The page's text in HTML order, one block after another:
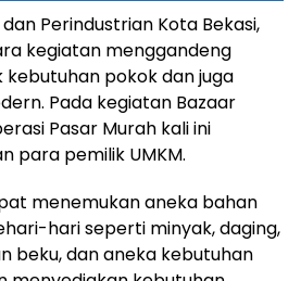
Perindustrian Kota Bekasi,
kegiatan menggandeng
pokok dan juga
Pada kegiatan Bazaar
Pasar Murah kali ini
para pemilik UMKM.
menemukan aneka bahan
hari seperti minyak, daging,
beku, dan aneka kebutuhan